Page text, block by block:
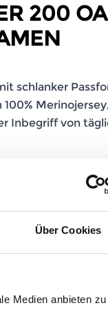
Über Cookies
Medien anbieten
200
schlanker
Inbegriff von